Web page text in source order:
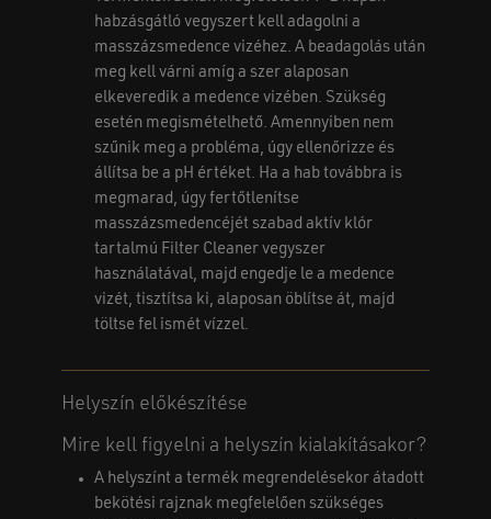
habzásgátló vegyszert kell adagolni a
masszázsmedence vizéhez. A beadagolás után
meg kell várni amíg a szer alaposan
elkeveredik a medence vizében. Szükség
esetén megismételhető. Amennyiben nem
szűnik meg a probléma, úgy ellenőrizze és
állítsa be a pH értéket. Ha a hab továbbra is
megmarad, úgy fertőtlenítse
masszázsmedencéjét szabad aktív klór
tartalmú Filter Cleaner vegyszer
használatával, majd engedje le a medence
vizét, tisztítsa ki, alaposan öblítse át, majd
töltse fel ismét vízzel.
Helyszín előkészítése
Mire kell figyelni a helyszín kialakításakor?
A helyszínt a termék megrendelésekor átadott
bekötési rajznak megfelelően szükséges